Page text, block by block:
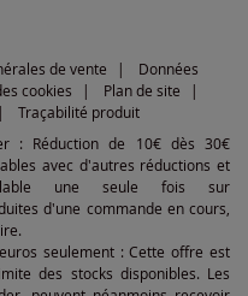
de vente
Données
cookies
Plan de site
Traçabilité produit
: Réduction de 10€ dès 30€
avec d'autres réductions et
une seule fois sur
d'une commande en cours,
seulement : Cette offre est
des stocks disponibles. Les